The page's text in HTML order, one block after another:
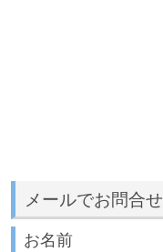
メールでお問合せ
お名前